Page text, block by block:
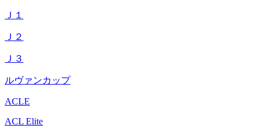
Ｊ１
Ｊ２
Ｊ３
ルヴァンカップ
ACLE
ACL Elite